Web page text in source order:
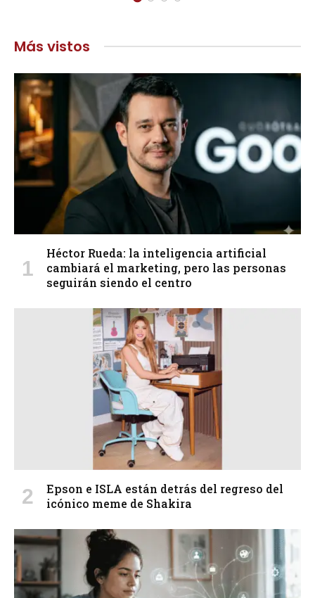
Más vistos
Héctor Rueda: la inteligencia artificial
cambiará el marketing, pero las personas
seguirán siendo el centro
Epson e ISLA están detrás del regreso del
icónico meme de Shakira